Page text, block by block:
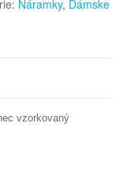
Náramky, Dámske
vzorkovaný